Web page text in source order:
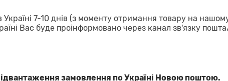
7-10 днів (з моменту отримання товару на
Вас буде проінформовано через канал зв'язку
замовлення по Україні Новою поштою.